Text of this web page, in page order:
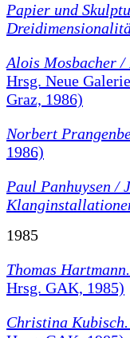
Papier und
Alois Mosbacher /
Hrsg. Neue
Graz, 1986)
Norbert
1986)
Paul Panhuysen /
1985
Thomas
Hrsg. GAK, 1985)
Christina